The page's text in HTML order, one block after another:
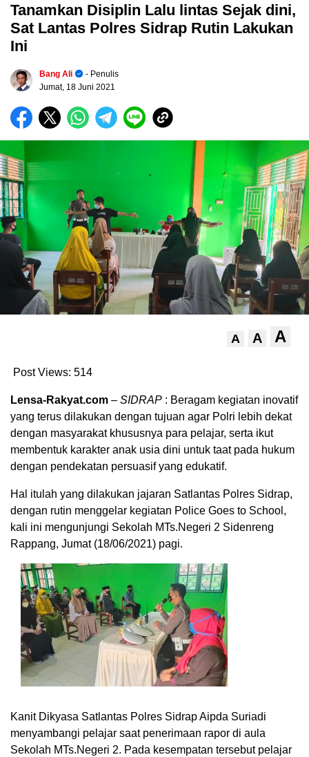
Tanamkan Disiplin Lalu lintas Sejak dini,
Sat Lantas Polres Sidrap Rutin Lakukan
Ini
Bang Ali
- Penulis
Jumat, 18 Juni 2021
A A A
Post Views: 514
Lensa-Rakyat.com – SIDRAP : Beragam kegiatan inovatif
yang terus dilakukan dengan tujuan agar Polri lebih dekat
dengan masyarakat khususnya para pelajar, serta ikut
membentuk karakter anak usia dini untuk taat pada hukum
dengan pendekatan persuasif yang edukatif.
Hal itulah yang dilakukan jajaran Satlantas Polres Sidrap,
dengan rutin menggelar kegiatan Police Goes to School,
kali ini mengunjungi Sekolah MTs.Negeri 2 Sidenreng
Rappang, Jumat (18/06/2021) pagi.
Kanit Dikyasa Satlantas Polres Sidrap Aipda Suriadi
menyambangi pelajar saat penerimaan rapor di aula
Sekolah MTs.Negeri 2. Pada kesempatan tersebut pelajar